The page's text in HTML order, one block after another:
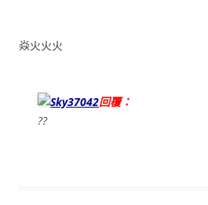
焱火火火
Sky37042回覆：
??